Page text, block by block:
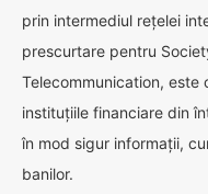
prin intermediul rețelei
prescurtare pentru
Telecommunication, este
instituțiile financiare din
în mod sigur informații,
banilor.